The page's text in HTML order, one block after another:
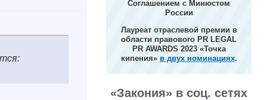
Соглашением с Минюстом
России
Лауреат отраслевой премии в
области правового PR LEGAL
PR AWARDS 2023 «Точка
кипения» в двух номинациях.
«Закония» в соц. сетях